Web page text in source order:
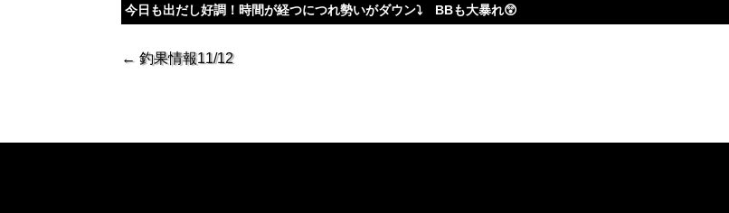
今日も出だし好調！時間が経つにつれ勢いがダウン⤵ BBも大暴れ😲
←釣果情報11/12